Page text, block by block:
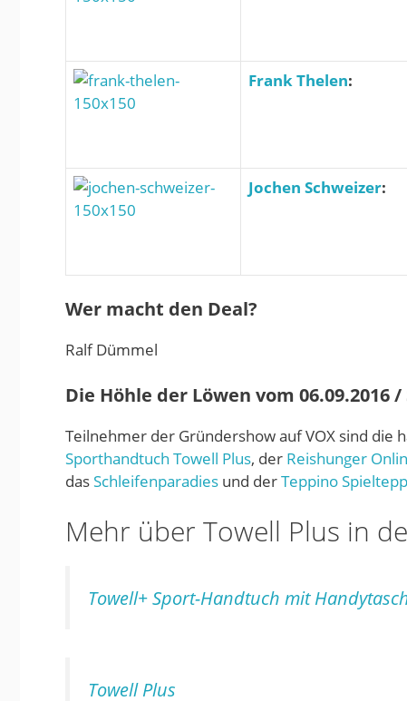
Frank Thelen:
Jochen Schweizer:
Wer macht den Deal?
Ralf Dümmel
Die Höhle der Löwen vom 06.09.2016
Teilnehmer der Gründershow auf VOX sind die
Sporthandtuch Towell Plus, der Reishunger
dasSchleifenparadies und derTeppino
Mehr über Towell Plus in
Towell+ Sport-Handtuch mit
Towell Plus